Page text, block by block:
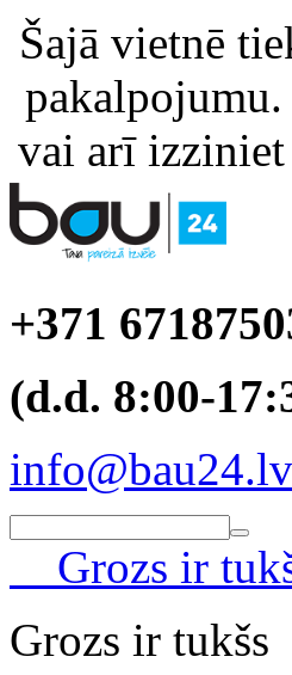
Šajā vietnē
vai arī
+371
(d.d. 8:00-
info@bau24.lv
Grozs ir
Grozs ir tukšs